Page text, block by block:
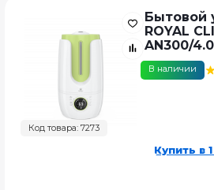
Код товара: 7273
Бытовой
ROYAL
AN300/
В наличии
Купить в